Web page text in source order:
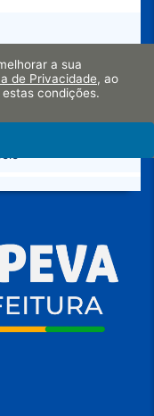
a sua
de Privacidade, ao
condições.